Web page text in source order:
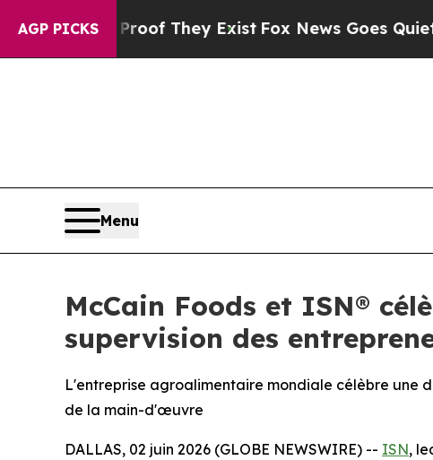
AGP PICKS
no Proof They ExistFox News Goes Quiet as
Menu
McCain Foods et ISN®
supervision des
L'entreprise agroalimentaire mondiale célèbre une
de la main-d'œuvre
DALLAS, 02 juin 2026 (GLOBE NEWSWIRE) -- ISN,